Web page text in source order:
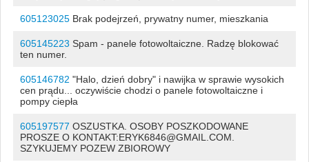
605123025Brak podejrzeń, prywatny numer, mieszkania
605145223 Spam - panele fotowoltaiczne. Radzę blokować
ten numer.
605146782 "Halo, dzień dobry" i nawijka w sprawie wysokich
cen prądu... oczywiście chodzi o panele fotowoltaiczne i
pompy ciepła
605197577 OSZUSTKA. OSOBY POSZKODOWANE
PROSZE O KONTAKT:ERYK6846@GMAIL.COM.
SZYKUJEMY POZEW ZBIOROWY